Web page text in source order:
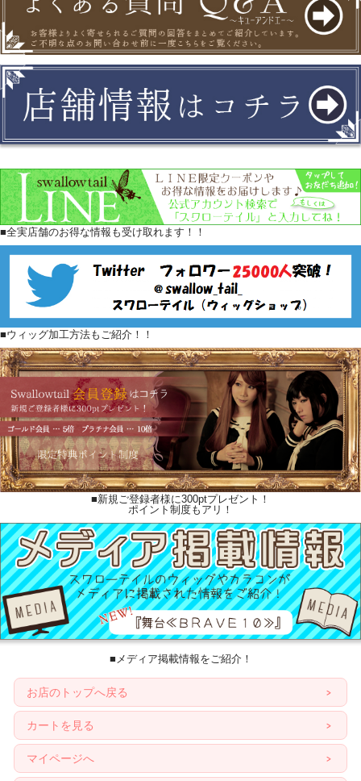
■全実店舗のお得な情報も受け取れます！！
■ウィッグ加工方法もご紹介！！
■新規ご登録者様に300ptプレゼント！
ポイント制度もアリ！
■メディア掲載情報をご紹介！
お店のトップへ戻る
カートを見る
マイページへ